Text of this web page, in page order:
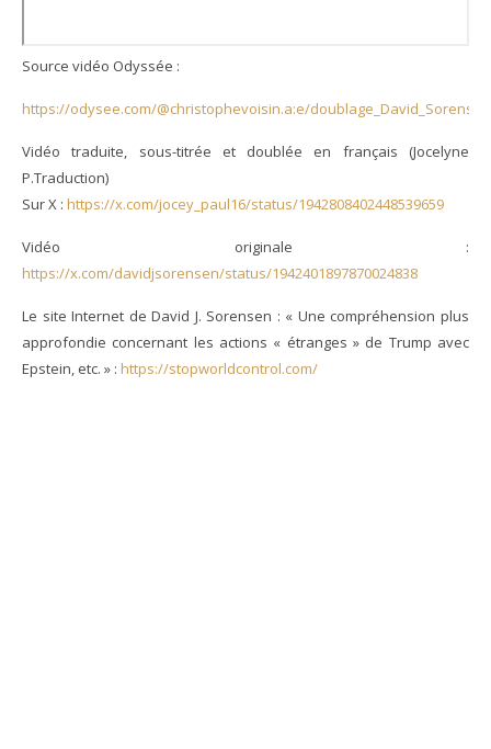
Source vidéo Odyssée :
https://odysee.com/@christophevoisin.a:e/
Vidéo traduite, sous-titrée et doublée en français (Jocelyne
P.Traduction)
Sur X : https://x.com/jocey_paul16/status/1942808402448539659
Vidéo originale :
https://x.com/davidjsorensen/status/1942401897870024838
Le site Internet de David J. Sorensen : « Une compréhension plus
approfondie concernant les actions « étranges » de Trump avec
Epstein, etc. » : https://stopworldcontrol.com/